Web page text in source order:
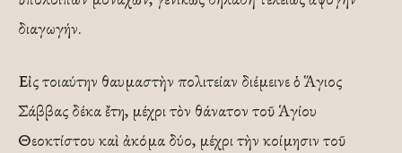
διαγωγήν.
Εἰς τοιαύτην θαυμαστὴν πολιτείαν διέμεινε ὁ Ἅγιος
Σάββας δέκα ἔτη, μέχρι τὸν θάνατον τοῦ Ἁγίου
Θεοκτίστου καὶ ἀκόμα δύο, μέχρι τὴν κοίμησιν τοῦ